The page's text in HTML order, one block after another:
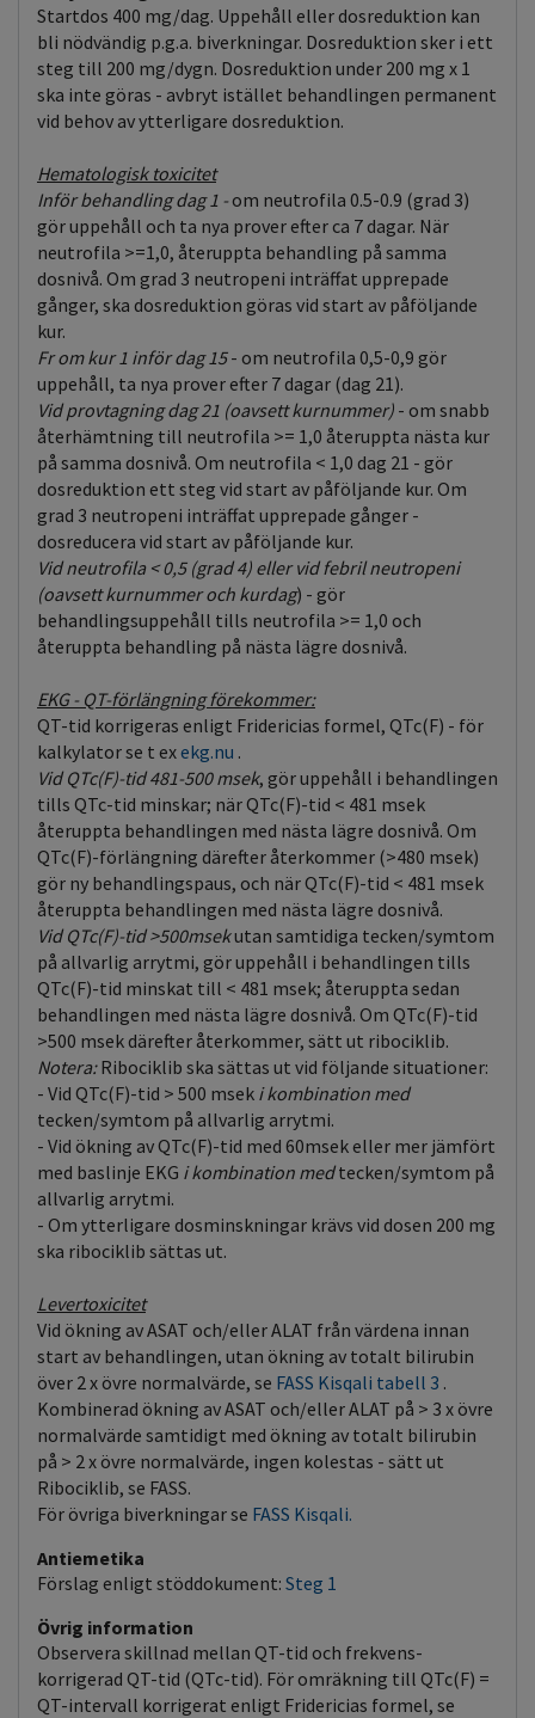
Startdos 400 mg/dag. Uppehåll eller dosreduktion kan
bli nödvändig p.g.a. biverkningar. Dosreduktion sker i ett
steg till 200 mg/dygn. Dosreduktion under 200 mg x 1
ska inte göras - avbryt istället behandlingen permanent
vid behov av ytterligare dosreduktion.
Hematologisk toxicitet
Inför behandling dag 1 - om neutrofila 0.5-0.9 (grad 3)
gör uppehåll och ta nya prover efter ca 7 dagar. När
neutrofila >=1,0, återuppta behandling på samma
dosnivå. Om grad 3 neutropeni inträffat upprepade
gånger, ska dosreduktion göras vid start av påföljande
kur.
Fr om kur 1 inför dag 15- om neutrofila 0,5-0,9 gör
uppehåll, ta nya prover efter 7 dagar (dag 21).
Vid provtagning dag 21 (oavsett kurnummer) - om snabb
återhämtning till neutrofila >= 1,0 återuppta nästa kur
på samma dosnivå. Om neutrofila < 1,0 dag 21 - gör
dosreduktion ett steg vid start av påföljande kur. Om
grad 3 neutropeni inträffat upprepade gånger -
dosreducera vid start av påföljande kur.
Vid neutrofila < 0,5 (grad 4) eller vid febril neutropeni
(oavsett kurnummer och kurdag) - gör
behandlingsuppehåll tills neutrofila >= 1,0 och
återuppta behandling på nästa lägre dosnivå.
EKG - QT-förlängning förekommer:
QT-tid korrigeras enligt Fridericias formel, QTc(F) - för
kalkylator se t exekg.nu .
Vid QTc(F)-tid 481-500 msek, gör uppehåll i behandlingen
tills QTc-tid minskar; när QTc(F)-tid < 481 msek
återuppta behandlingen med nästa lägre dosnivå. Om
QTc(F)-förlängning därefter återkommer (>480 msek)
gör ny behandlingspaus, och när QTc(F)-tid < 481 msek
återuppta behandlingen med nästa lägre dosnivå.
Vid QTc(F)-tid >500msekutan samtidiga tecken/symtom
på allvarlig arrytmi, gör uppehåll i behandlingen tills
QTc(F)-tid minskat till < 481 msek; återuppta sedan
behandlingen med nästa lägre dosnivå. Om QTc(F)-tid
>500 msek därefter återkommer, sätt ut ribociklib.
Notera:Ribociklib ska sättas ut vid följande situationer:
- Vid QTc(F)-tid > 500 msek i kombination med
tecken/symtom på allvarlig arrytmi.
- Vid ökning av QTc(F)-tid med 60msek eller mer jämfört
med baslinje EKG i kombination medtecken/symtom på
allvarlig arrytmi.
- Om ytterligare dosminskningar krävs vid dosen 200 mg
ska ribociklib sättas ut.
Levertoxicitet
Vid ökning av ASAT och/eller ALAT från värdena innan
start av behandlingen, utan ökning av totalt bilirubin
över 2 x övre normalvärde, se FASS Kisqali tabell 3 .
Kombinerad ökning av ASAT och/eller ALAT på > 3 x övre
normalvärde samtidigt med ökning av totalt bilirubin
på > 2 x övre normalvärde, ingen kolestas - sätt ut
Ribociklib, se FASS.
För övriga biverkningar se FASS Kisqali.
Antiemetika
Förslag enligt stöddokument: Steg 1
Övrig information
Observera skillnad mellan QT-tid och frekvens-
korrigerad QT-tid (QTc-tid). För omräkning till QTc(F) =
QT-intervall korrigerat enligt Fridericias formel, se